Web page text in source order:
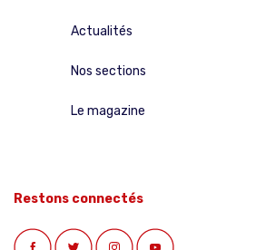
Actualités
Nos sections
Le magazine
Restons connectés